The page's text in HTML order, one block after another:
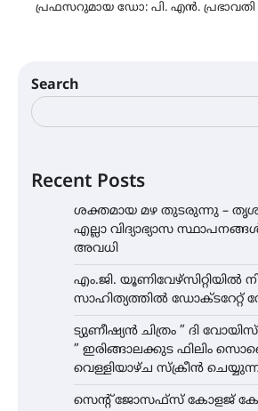
പ്രഫസറുമായ ഡോ: പി. എൻ. പ്രഭാവതി
Search
Recent Posts
ശക്തമായ മഴ തുടരുന്നു –
എല്ലാ വിദ്യാഭ്യാസ
അവധി
എം.ജി. യൂണിവേഴ്‌സിറ്റിയിൽ
സാഹിത്യത്തിൽ ഡോക്ടറേറ്റ്
ട്യുണീഷ്യൻ ചിത്രം ” ദി
” ഇരിങ്ങാലക്കുട ഫിലിം
വെള്ളിയാഴ്ച സ്‌ക്രീൻ
സെന്റ് ജോസഫ്സ് കോളജ്